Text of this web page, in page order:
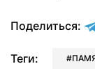
Поделиться:
Теги: